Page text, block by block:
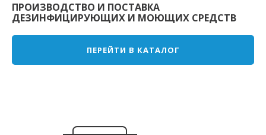
ПРОИЗВОДСТВО И ПОСТАВКА
ДЕЗИНФИЦИРУЮЩИХ И МОЮЩИХ СРЕДСТВ
ПЕРЕЙТИ В КАТАЛОГ